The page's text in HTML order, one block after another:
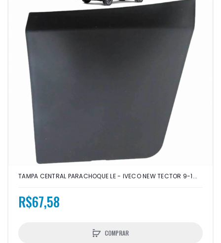
TAMPA CENTRAL PARACHOQUE LE - IVECO NEW TECTOR 9-1...
R$67,58
COMPRAR